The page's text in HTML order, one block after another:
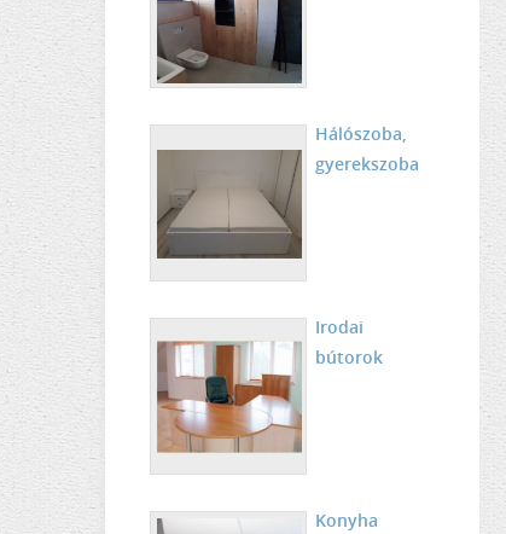
Hálószoba,
gyerekszoba
Irodai
bútorok
Konyha